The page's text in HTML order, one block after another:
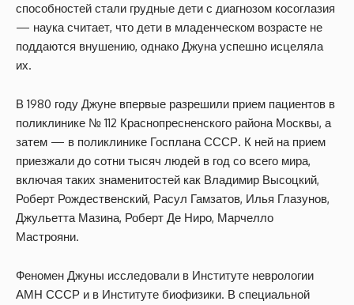
способностей стали грудные дети с диагнозом косоглазия
— наука считает, что дети в младенческом возрасте не
поддаются внушению, однако Джуна успешно исцеляла
их.
В 1980 году Джуне впервые разрешили прием пациентов в
поликлинике № 112 Краснопресненского района Москвы, а
затем — в поликлинике Госплана СССР. К ней на прием
приезжали до сотни тысяч людей в год со всего мира,
включая таких знаменитостей как Владимир Высоцкий,
Роберт Рождественский, Расул Гамзатов, Илья Глазунов,
Джульетта Мазина, Роберт Де Ниро, Марчелло
Мастрояни.
Феномен Джуны исследовали в Институте неврологии
АМН СССР и в Институте биофизики. В специальной